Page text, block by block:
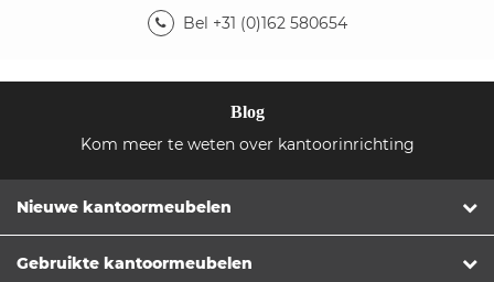
Bel +31 (0)162 580654
Blog
Kom meer te weten over kantoorinrichting
Nieuwe kantoormeubelen
Gebruikte kantoormeubelen